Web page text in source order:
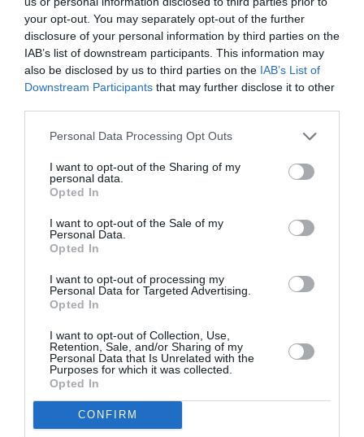
your opt-out. You may separately opt-out of the further
disclosure of your personal information by third parties on the
IAB’s list of downstream participants. This information may
also be disclosed by us to third parties on the IAB’s List of
Downstream Participants that may further disclose it to other
Personal Data Processing Opt Outs
I want to opt-out of the Sharing of my
personal data.
Opted In
I want to opt-out of the Sale of my
Personal Data.
Opted In
I want to opt-out of processing my
Personal Data for Targeted Advertising.
Opted In
I want to opt-out of Collection, Use,
Retention, Sale, and/or Sharing of my
Personal Data that Is Unrelated with the
Purposes for which it was collected.
Opted In
CONFIRM
See
more
Articolul anterior
Trei motocicliști români morți într-o
singură zi în Italia
Următorul articol
Reportaj despre invazia romilor în Marea
Britanie: „În ianuarie, singurul lucru care
va mai rămâne în sat va fi capra”
AȚI PUTEA DORI DE
ASEMENEA